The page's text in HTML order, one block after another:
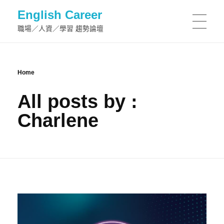
English Career
職場／人資／學習 趨勢論壇
Home
All posts by :
Charlene